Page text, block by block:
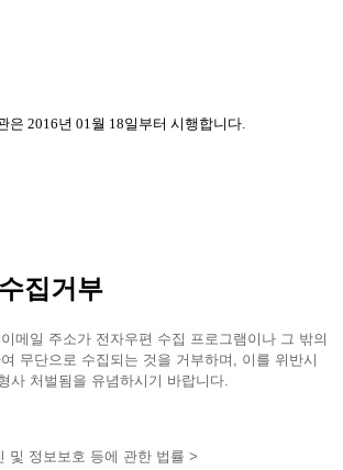
은 2016년 01월 18일부터 시행합니다.
집거부
메일 주소가 전자우편 수집 프로그램이나 그 밖의
무단으로 수집되는 것을 거부하며, 이를 위반시
사 처벌됨을 유념하시기 바랍니다.
및 정보보호 등에 관한 법률 >